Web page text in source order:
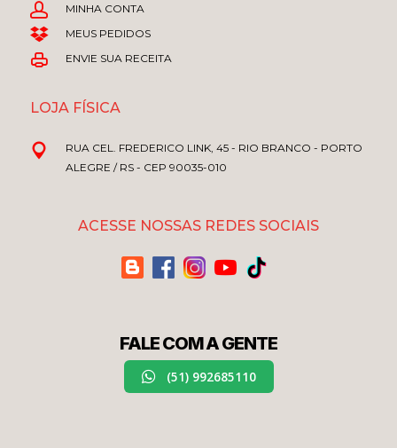
MINHA CONTA
MEUS PEDIDOS
ENVIE SUA RECEITA
LOJA FÍSICA
RUA CEL. FREDERICO LINK, 45 - RIO BRANCO - PORTO
ALEGRE / RS - CEP 90035-010
ACESSE NOSSAS REDES SOCIAIS
FALE COM A GENTE
(51) 992685110